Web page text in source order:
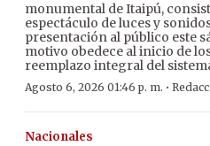
monumental de Itaipú,
espectáculo de luces y
presentación al público este
motivo obedece al inicio de
reemplazo integral del
Agosto 6, 2026 01:46 p. m. ·
Nacionales